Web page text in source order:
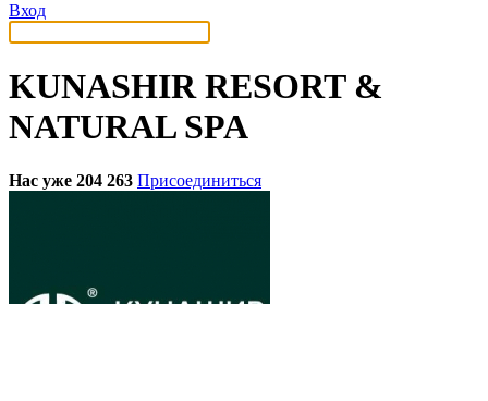
Вход
KUNASHIR RESORT &
NATURAL SPA
Нас уже 204 263 Присоединиться